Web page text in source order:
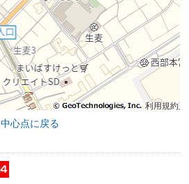
利用規約
中心点に戻る